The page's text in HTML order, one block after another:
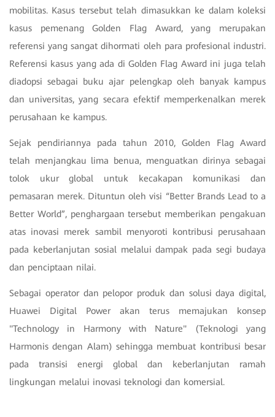
mobilitas. Kasus tersebut telah dimasukkan ke dalam koleksi
kasus pemenang Golden Flag Award, yang merupakan
referensi yang sangat dihormati oleh para profesional industri.
Referensi kasus yang ada di Golden Flag Award ini juga telah
diadopsi sebagai buku ajar pelengkap oleh banyak kampus
dan universitas, yang secara efektif memperkenalkan merek
perusahaan ke kampus.
Sejak pendiriannya pada tahun 2010, Golden Flag Award
telah menjangkau lima benua, menguatkan dirinya sebagai
tolok ukur global untuk kecakapan komunikasi dan
pemasaran merek. Dituntun oleh visi “Better Brands Lead to a
Better World”, penghargaan tersebut memberikan pengakuan
atas inovasi merek sambil menyoroti kontribusi perusahaan
pada keberlanjutan sosial melalui dampak pada segi budaya
dan penciptaan nilai.
Sebagai operator dan pelopor produk dan solusi daya digital,
Huawei Digital Power akan terus memajukan konsep
"Technology in Harmony with Nature" (Teknologi yang
Harmonis dengan Alam) sehingga membuat kontribusi besar
pada transisi energi global dan keberlanjutan ramah
lingkungan melalui inovasi teknologi dan komersial.